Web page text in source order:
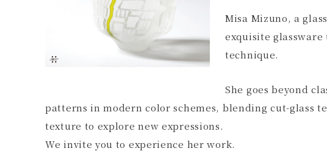
Misa Mizuno, a
exquisite
technique.
She goes beyond
patterns in modern color schemes, blending cut-glass
texture to explore new expressions.
We invite you to experience her work.